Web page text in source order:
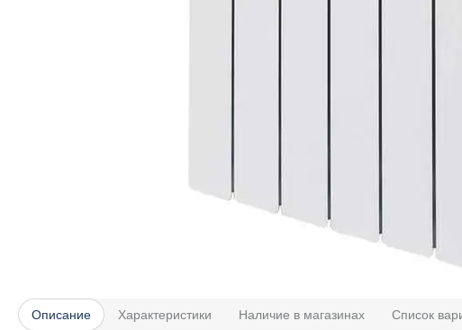
Описание Характеристики Наличие в магазинах Список